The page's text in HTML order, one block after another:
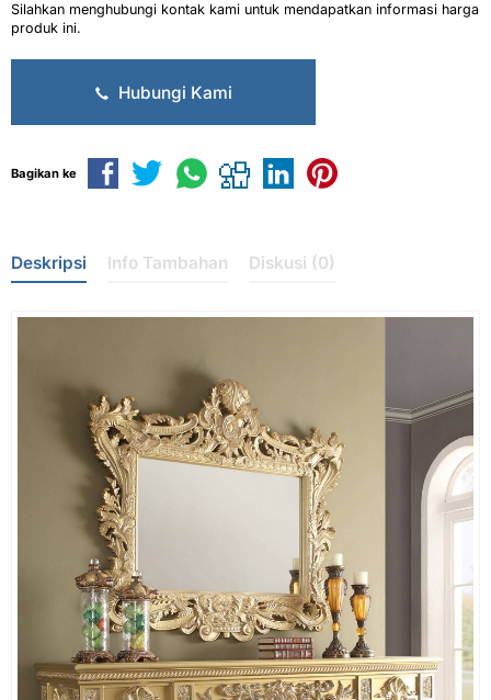
Silahkan menghubungi kontak kami untuk mendapatkan informasi harga
produk ini.
Hubungi Kami
Bagikan ke
Deskripsi Info Tambahan Diskusi (0)